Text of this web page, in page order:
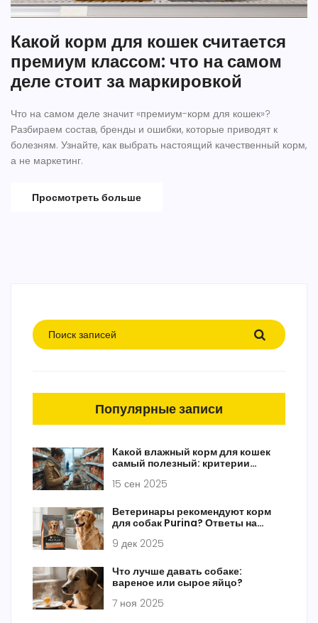
Какой корм для кошек считается
премиум классом: что на самом
деле стоит за маркировкой
Что на самом деле значит «премиум-корм для кошек»?
Разбираем состав, бренды и ошибки, которые приводят к
болезням. Узнайте, как выбрать настоящий качественный корм,
а не маркетинг.
Просмотреть больше
Популярные записи
Какой влажный корм для кошек
самый полезный: критерии
15 сен 2025
Ветеринары рекомендуют корм
для собак Purina? Ответы на
9 дек 2025
Что лучше давать собаке:
вареное или сырое яйцо?
7 ноя 2025